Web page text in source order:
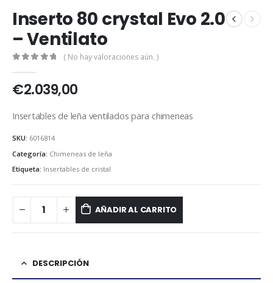
Inserto 80 crystal Evo 2.0
– Ventilato
( No hay valoraciones aún. )
€2.039,00
Insertables de leña ventilados para chimeneas
SKU: 6016814
Categoría: Chimeneas de leña
Etiqueta: Insertables de cristal
AÑADIR AL CARRITO
DESCRIPCIÓN